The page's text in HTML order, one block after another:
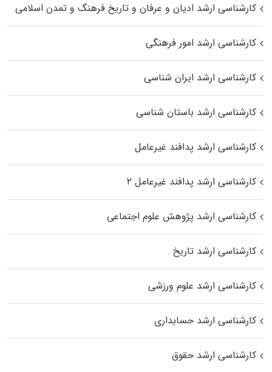
کارشناسی ارشد ادیان و عرفان و تاریخ فرهنگ و تمدن اسلامی
کارشناسی ارشد امور فرهنگی
کارشناسی ارشد ایران شناسی
کارشناسی ارشد باستان شناسی
کارشناسی ارشد پدافند غیرعامل
کارشناسی ارشد پدافند غیرعامل ۲
کارشناسی ارشد پژوهش علوم اجتماعی
کارشناسی ارشد تاریخ
کارشناسی ارشد علوم ورزشی
کارشناسی ارشد حسابداری
کارشناسی ارشد حقوق